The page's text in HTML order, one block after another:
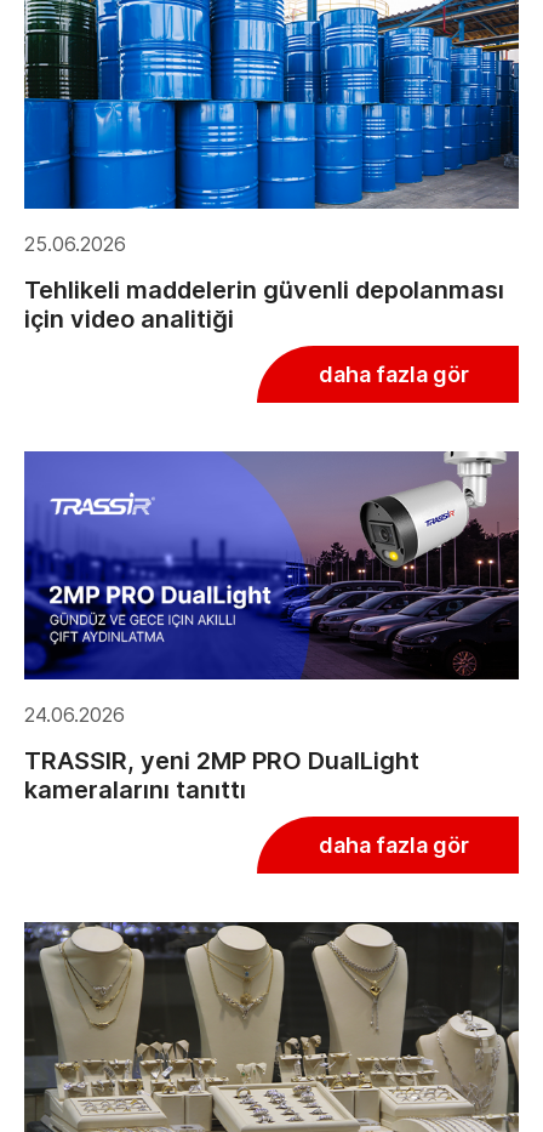
25.06.2026
Tehlikeli maddelerin güvenli depolanması
için video analitiği
daha fazla gör
24.06.2026
TRASSIR, yeni 2MP PRO DualLight
kameralarını tanıttı
daha fazla gör